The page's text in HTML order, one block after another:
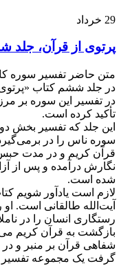
29 خرداد
پرتوی از قرآن،
متن حاضر تفسیر سوره
در جلد ششم کتاب «پرتوی
در تفسیر این سوره بر
تأکید کرده است.
این جلد که تفسیر بخش
سوره ناس را در
قرآن کریم و در مدت
نگارش درآمده و پس از
شده است.
لازم است یادآور شویم
آیت‌الله طالقانی است. او
رستگاری انسان را در
بازگشت به قرآن کریم
گرفت یک مجموعه تفسیر